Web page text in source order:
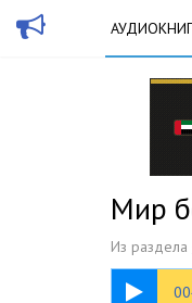
Мир
Из раздела
07:14